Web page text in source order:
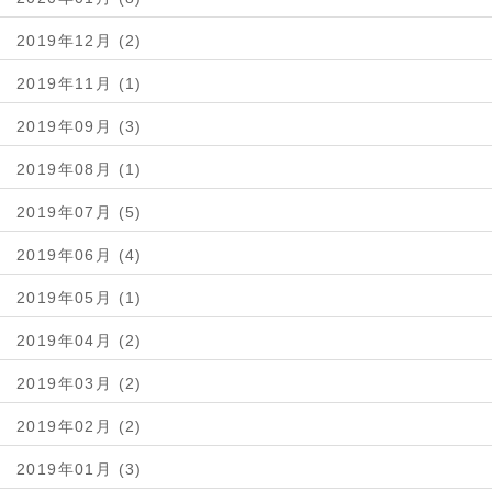
2019年12月 (2)
2019年11月 (1)
2019年09月 (3)
2019年08月 (1)
2019年07月 (5)
2019年06月 (4)
2019年05月 (1)
2019年04月 (2)
2019年03月 (2)
2019年02月 (2)
2019年01月 (3)